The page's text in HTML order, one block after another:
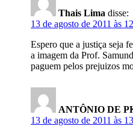
Thais Lima disse:
13 de agosto de 2011 às
Espero que a justiça seja
a imagem da Prof.
paguem pelos prejuizos
ANTÔNIO DE
13 de agosto de 2011 às